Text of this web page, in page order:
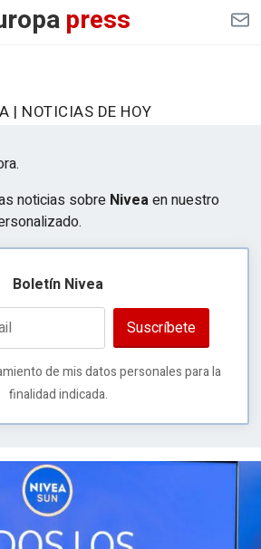
press
| NOTICIAS DE HOY
noticias sobre Niveaen nuestro
Boletín Nivea
Suscríbete
de mis datos personales para la
finalidad indicada.